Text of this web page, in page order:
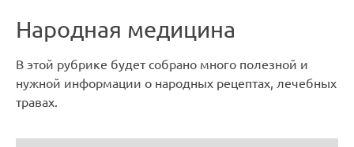
Народная медицина
В этой рубрике будет собрано много полезной и
нужной информации о народных рецептах, лечебных
травах.